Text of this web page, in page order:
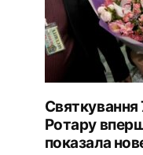
Святкування
Ротару
показала